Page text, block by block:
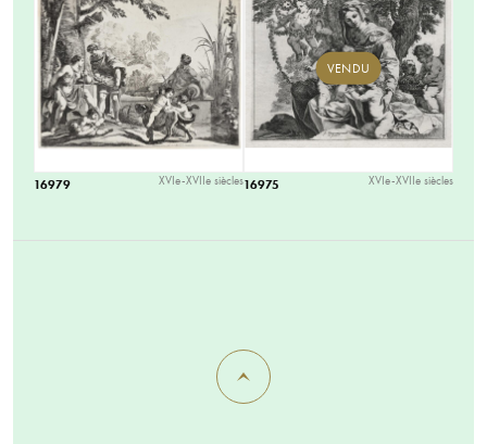
16979 XVIe-XVIIe siècles
VENDU
16975 XVIe-XVIIe siècles